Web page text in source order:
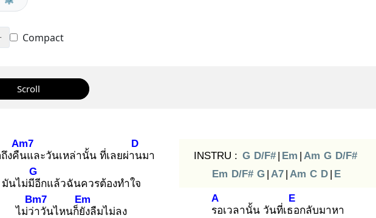
Compact
Scroll
งคืน
Am7
และวันเหล่านั้น ที่เลยผ่าน
D
มา
มันไม่มีอี
G
กแล้วฉันควรต้องทำใจ
ไม่ว่า
Bm7
วันไหนก็ยัง
Em
ลืมไม่ลง
INSTRU : G D/F# | Em | Am G D/F#
Em D/F# G | A7 | Am C D | E
รอ
A
เวลานั้น วันที่เธอ
E
กลับมาหา